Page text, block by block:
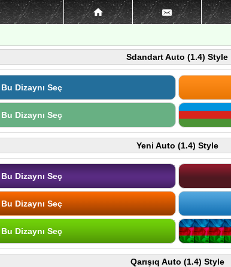
Sdandart Auto (1.4) Style
Bu Dizaynı Seç
Bu Dizaynı Seç
Yeni Auto (1.4) Style
Bu Dizaynı Seç
Bu Dizaynı Seç
Bu Dizaynı Seç
Qarışıq Auto (1.4) Style